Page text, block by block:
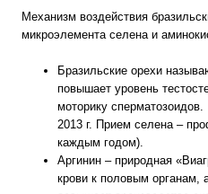
Механизм воздействия
микроэлемента селена и
Бразильские орехи
повышает уровень
моторику
2013 г. Прием селена –
каждым годом).
Аргинин – природная
крови к половым органам,